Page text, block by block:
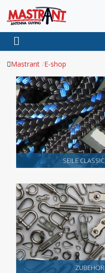
Mastrant E-shop
SEILE CLASSIC
ZUBEHÖR